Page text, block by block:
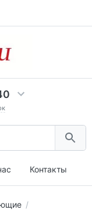
Контакты